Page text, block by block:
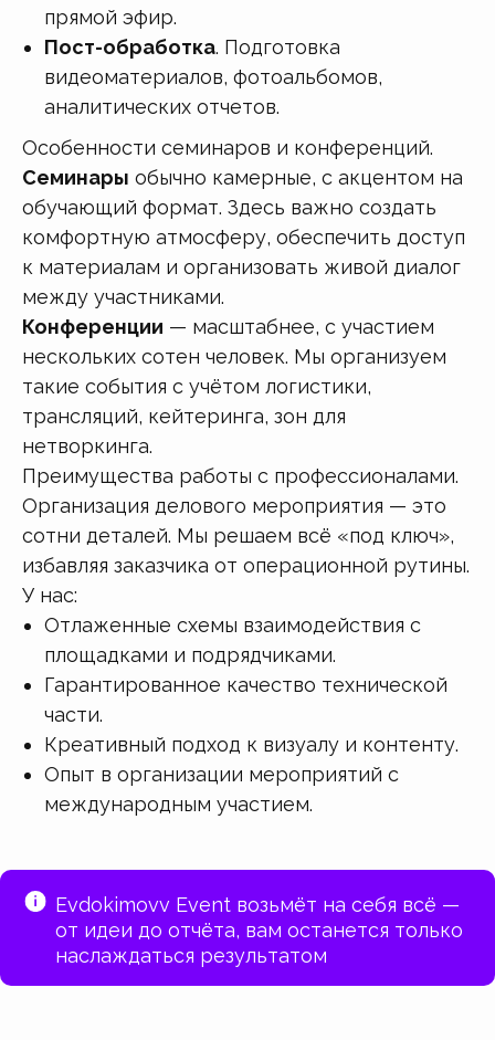
прямой эфир.
Пост-обработка. Подготовка
видеоматериалов, фотоальбомов,
аналитических отчетов.
Особенности семинаров и конференций.
Семинары обычно камерные, с акцентом на
обучающий формат. Здесь важно создать
комфортную атмосферу, обеспечить доступ
к материалам и организовать живой диалог
между участниками.
Конференции — масштабнее, с участием
нескольких сотен человек. Мы организуем
такие события с учётом логистики,
трансляций, кейтеринга, зон для
нетворкинга.
Преимущества работы с профессионалами.
Организация делового мероприятия — это
сотни деталей. Мы решаем всё «под ключ»,
избавляя заказчика от операционной рутины.
У нас:
Отлаженные схемы взаимодействия с
площадками и подрядчиками.
Гарантированное качество технической
части.
Креативный подход к визуалу и контенту.
Опыт в организации мероприятий с
международным участием.
Evdokimovv Event возьмёт на себя всё —
от идеи до отчёта, вам останется только
наслаждаться результатом